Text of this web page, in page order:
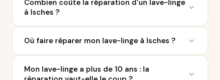
Combien coûte la réparation d'un lave-linge
à Isches ?
entre 50 et 200 € selon la panne. À Isches, 2
réparateurs sont référencés sur Ça Repart. Avec le
Bonus Réparation, vous économisez jusqu'à 0 €
chez un professionnel labellisé QualiRépar.
Où faire réparer mon lave-linge à Isches ?
Isches et dans un rayon de 10 km. Parcourez la liste
Mon lave-linge a plus de 10 ans : la